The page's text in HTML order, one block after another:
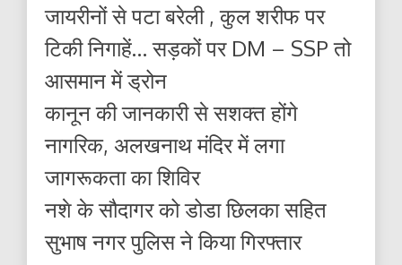
जायरीनों से पटा बरेली , कुल शरीफ पर
टिकी निगाहें… सड़कों पर DM – SSP तो
आसमान में ड्रोन
कानून की जानकारी से सशक्त होंगे
नागरिक, अलखनाथ मंदिर में लगा
जागरूकता का शिविर
नशे के सौदागर को डोडा छिलका सहित
सुभाष नगर पुलिस ने किया गिरफ्तार